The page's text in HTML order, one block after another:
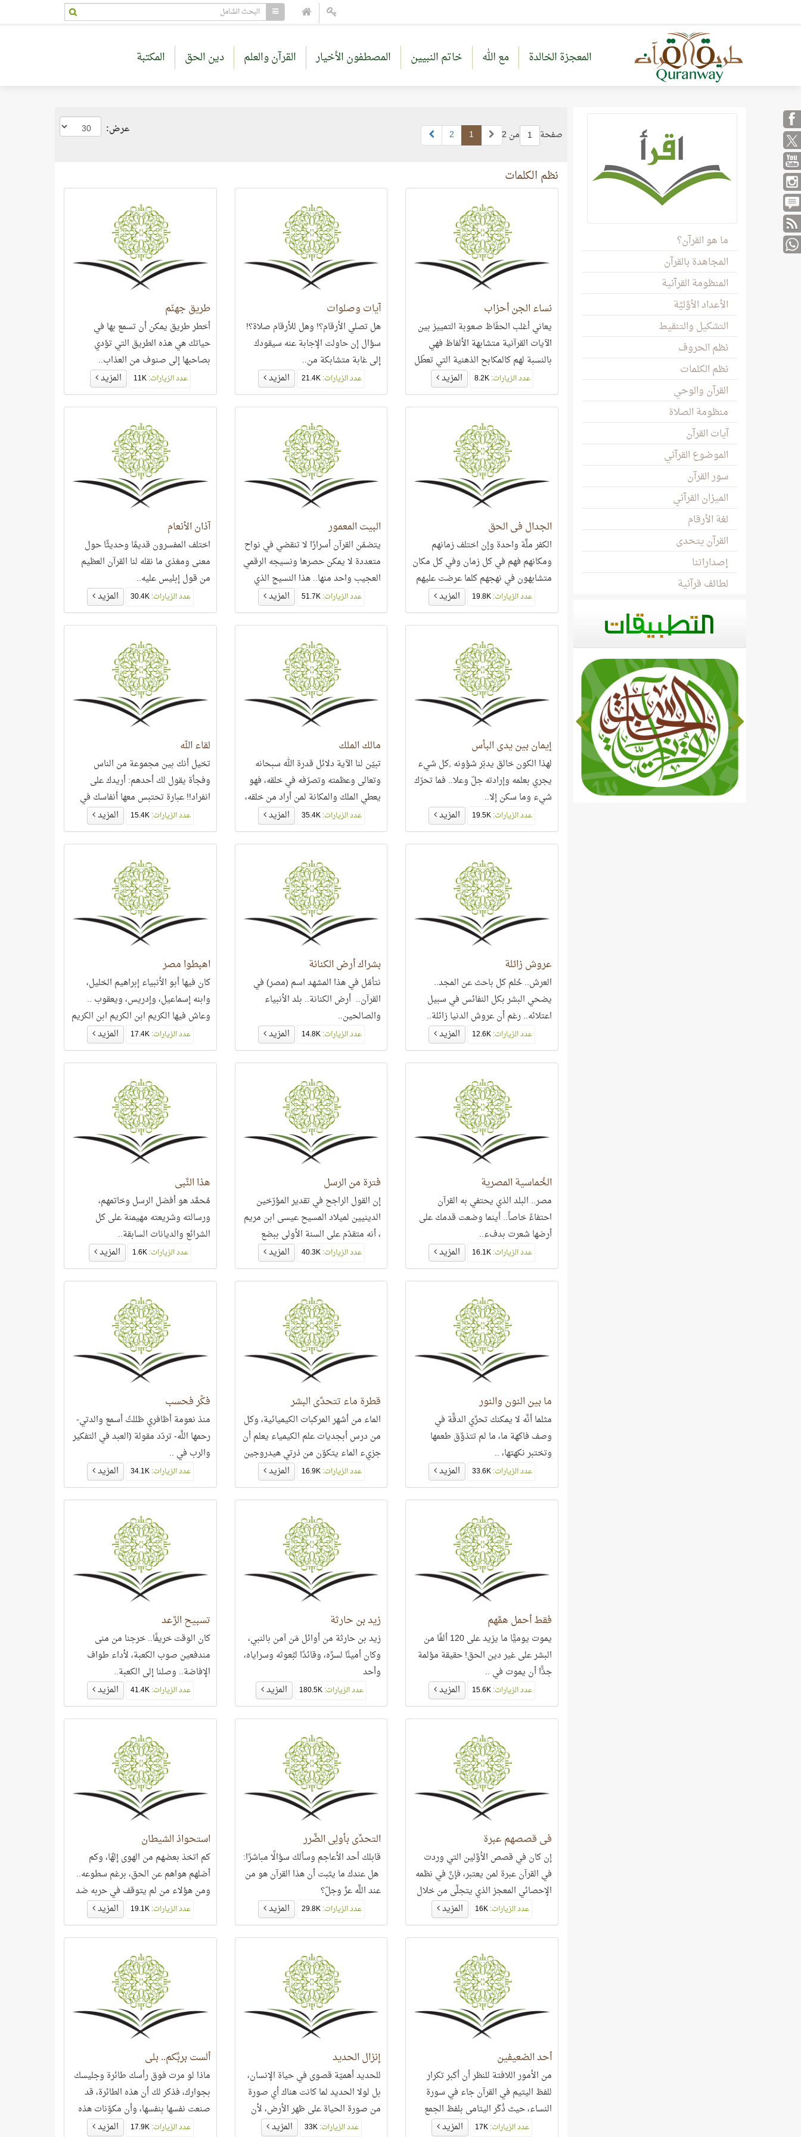
المعجزة الخالدة مع الله خاتم النبيين المصطفون الأخيار القرآن والعلم دين الحق المكتبة
ما هو القرآن؟
المجاهدة بالقرآن
المنظومة القرآنية
الأعداد الأوَّليَّة
التشكيل والتنقيط
نظم الحروف
نظم الكلمات
القرآن والوحي
منظومة الصلاة
آيات القرآن
الموضوع القرآني
سور القرآن
الميزان القرآني
لغة الأرقام
القرآن يتحدى
إصداراتنا
لطائف قرآنية
صفحة 1 من 2 1
2 عرض:
نظم الكلمات
نساء الجن أحزاب
يعاني أغلب الحفّاظ صعوبة التمييز بين
الآيات القرآنية متشابهة الألفاظ فهي
بالنسبة لهم كالمكابح الذهنية التي تعطّل
انسيابية سردهم للقرآن الكريم..
عدد الزيارات:8.2K المزيد
آيات وصلوات
هل تصلي الأرقام؟! وهل للأرقام صلاة؟!
سؤال إن حاولت الإجابة عنه سيقودك
إلى غابة متشابكة من..
عدد الزيارات:21.4K المزيد
طريق جهنّم
أخطر طريق يمكن أن تسمع بها في
حياتك هي هذه الطريق التي تؤدي
بصاحبها إلى صنوف من العذاب..
عدد الزيارات:11K المزيد
الجدال في الحق
الكفر ملَّة واحدة وإن اختلف زمانهم
ومكانهم فهم في كل زمان وفي كل مكان
متشابهون في نهجهم كلما عرضت عليهم
دليلًا حاسمًا لم يفكروا فيه بل فكروا في
كيفية دحضه وتكذيبه..
عدد الزيارات: المزيد
البيت المعمور
يتضمّن القرآن أسرارًا لا تنقضي في نواح
متعددة لا يمكن حصرها ونسيجه الرقمي
العجيب واحد منها.. هذا النسيج الذي
يدهشك ويبهرك بأقل ما فيه..
عدد الزيارات:51.7K المزيد
آذان الأنعام
اختلف المفسرون قديمًا وحديثًا حول
معنى ومغذى ما نقله لنا القرآن العظيم
من قول إبليس عليه..
عدد الزيارات:30.4K المزيد
إيمان بين يدي البأس
لهذا الكون خالق يدبّر شؤونه ,كل شيء
يجري بعلمه وإرادته جلّ وعلا.. فما تحرّك
شيء وما سكن إلا..
عدد الزيارات: المزيد
مالك الملك
تبيّن لنا الآية دلائل قدرة الله سبحانه
وتعالى وعظمته وتصرّفه في خلقه، فهو
يعطي الملك والمكانة لمن أراد من خلقه،
وينزعه ممن يشاء
عدد الزيارات:35.4K المزيد
لقاء الله
تخيل أنك بين مجموعة من الناس
وفجأة يقول لك أحدهم: أريدك على
انفراد!! عبارة تحتبس معها أنفاسك في
صدرك.. وتلوح أمام ناظريك غابة من
علامات الاستفهام!!
عدد الزيارات:15.4K المزيد
عروش زائلة
العرش.. حُلم كل باحث عن المجد..
يضحي البشر بكل النفائس في سبيل
اعتلائه.. رغم أن عروش الدنيا زائلة..
عدد الزيارات: المزيد
بشراك أرض الكنانة
نتأمّل في هذا المشهد اسم (مصر) في
القرآن.. أرض الكنانة.. بلد الأنبياء
والصالحين..
عدد الزيارات:14.8K المزيد
اهبطوا مصر
كان فيها أبو الأنبياء إبراهيم الخليل،
وابنه إسماعيل، وإدريس، ويعقوب ..
وعاش فيها الكريم ابن الكريم ابن الكريم
ابن الكريم ابن الكريم، يوسف .. ومات
فيها! ولد فيها كليم اللَّه موسى وأخوه
هارون- عليهما السلام-. منها تزوّج
إبراهيم الخليل هاجر، فأنجب منها
إسماعيل- عليهما السلام-، ومنها تزوّج
سيد ولد آدم مُحمَّد ماريّا فأنجب منها
ابنه إبراهيم!
عدد الزيارات:17.4K المزيد
الخُماسية المصرية
مصر.. البلد الذي يحتفي به القرآن
احتفاءً خاصاً.. أينما وضعت قدمك على
أرضها شعرت بدفء..
عدد الزيارات: المزيد
فترة من الرسل
إن القول الراجح في تقدير المؤرّخين
الدينيين لميلاد المسيح عيسى ابن مريم
، أنه متقدّم على السنة الأولى ببضع
سنوات،عدد الزيارات:40.3K المزيد
هذا النَّبي
مُحمَّد هو أفضل الرسل وخاتمهم،
ورسالته وشريعته مهيمنة على كل
الشرائع والديانات السابقة..
عدد الزيارات: المزيد
ما بين النون والنور
مثلما أنَّه لا يمكنك تحرِّي الدقَّة في
وصف فاكهة ما، ما لم تتذوَّق طعمها
وتختبر نكهتها، ..
عدد الزيارات: المزيد
قطرة ماء تتحدَّى البشر
الماء من أشهر المركبات الكيميائية، وكل
من درس أبجديات علم الكيمياء يعلم أن
جزيء الماء يتكوّن من ذرتي هيدروجين
وذرة أوكسجين،
عدد الزيارات:16.9K المزيد
فكِّر فحسب
منذ نعومة أظافري ظللتُ أسمع والدتي-
رحمها اللَّه- تردّد مقولة (العبد في التفكير
والرب في ..
عدد الزيارات:34.1K المزيد
فقط أحمل همَّهم
يموت يوميًّا ما يزيد على 120 ألفًا من
البشر على غير دين الحق! حقيقة مؤلمة
جدًّا أن يموت في ..
عدد الزيارات: المزيد
زيد بن حارثة
زيد بن حارثة من أوائل مَن آمن بالنبي،
وكان أمينًا لسرِّه، وقائدًا لبُعوثه وسراياه،
وأحد
عدد الزيارات: المزيد
تسبيح الرَّعد
كان الوقت خريفًا.. خرجنا من منى
مندفعين صوب الكعبة، لأداء طواف
الإفاضة.. وصلنا إلى الكعبة..
عدد الزيارات:41.4K المزيد
في قصصهم عبرة
إن كان في قصص الأوَّلين التي وردت
في القرآن عبرة لمن يعتبر، فإنَّ في نظمه
الإحصائي المعجز الذي يتجلَّى من خلال
هذا المشهد عبرة لكلِّ من يشكِّك في
مصدر هذا الكتاب الخالد.
عدد الزيارات: المزيد
التحدِّي بأُولِي الضَّرر
قابلك أحد الأعاجم وسألك سؤالًا مباشرًا:
هل عندك ما يثبت أن هذا القرآن هو من
عند اللَّه عزّ وجلّ؟
عدد الزيارات:29.8K المزيد
استحواذ الشيطان
كم اتخذ بعضهم من الهوى إلهًا، وكم
أضلهم هواهم عن الحق، برغم سطوعه..
ومن هؤلاء من لم يتوقف في حربه ضد
القرآن العظيم بادّعاء
عدد الزيارات:19.1K المزيد
أحد الضعيفين
من الأمور اللافتة للنظر أن أكبر تكرار
للفظ اليتيم في القرآن جاء في سورة
النساء، حيث ذُكَر اليتامى بلفظ الجمع
ثماني مرات،
عدد الزيارات: المزيد
إنزال الحديد
للحديد أهميّة قصوى في حياة الإنسان،
بل لولا الحديد لما كانت هناك أي صورة
من صورة الحياة على ظهر الأرض، لأن
وجود الحديد في
عدد الزيارات:33K المزيد
ألست بربِّكم.. بلى
ماذا لو مرت فوق رأسك طائرة وجليسك
بجوارك، فذكر لك أن هذه الطائرة، قد
صنعت نفسها بنفسها، وأن مكوّنات هذه
الطائرة قد
عدد الزيارات:17.9K المزيد